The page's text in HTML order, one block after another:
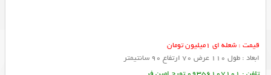
قیمت : شعله ای 1میلیون تومان
ابعاد : طول 110 عرض 70 ارتفاع 90 سانتیمتر